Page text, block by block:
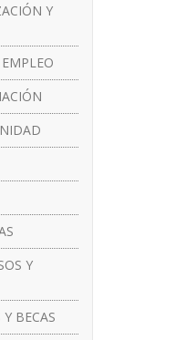
Y
Y
BECAS